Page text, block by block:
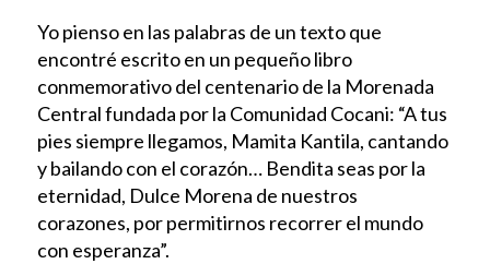
Yo pienso en las palabras de un texto que
encontré escrito en un pequeño libro
conmemorativo del centenario de la Morenada
Central fundada por la Comunidad Cocani: “A tus
pies siempre llegamos, Mamita Kantila, cantando
y bailando con el corazón… Bendita seas por la
eternidad, Dulce Morena de nuestros
corazones, por permitirnos recorrer el mundo
con esperanza”.